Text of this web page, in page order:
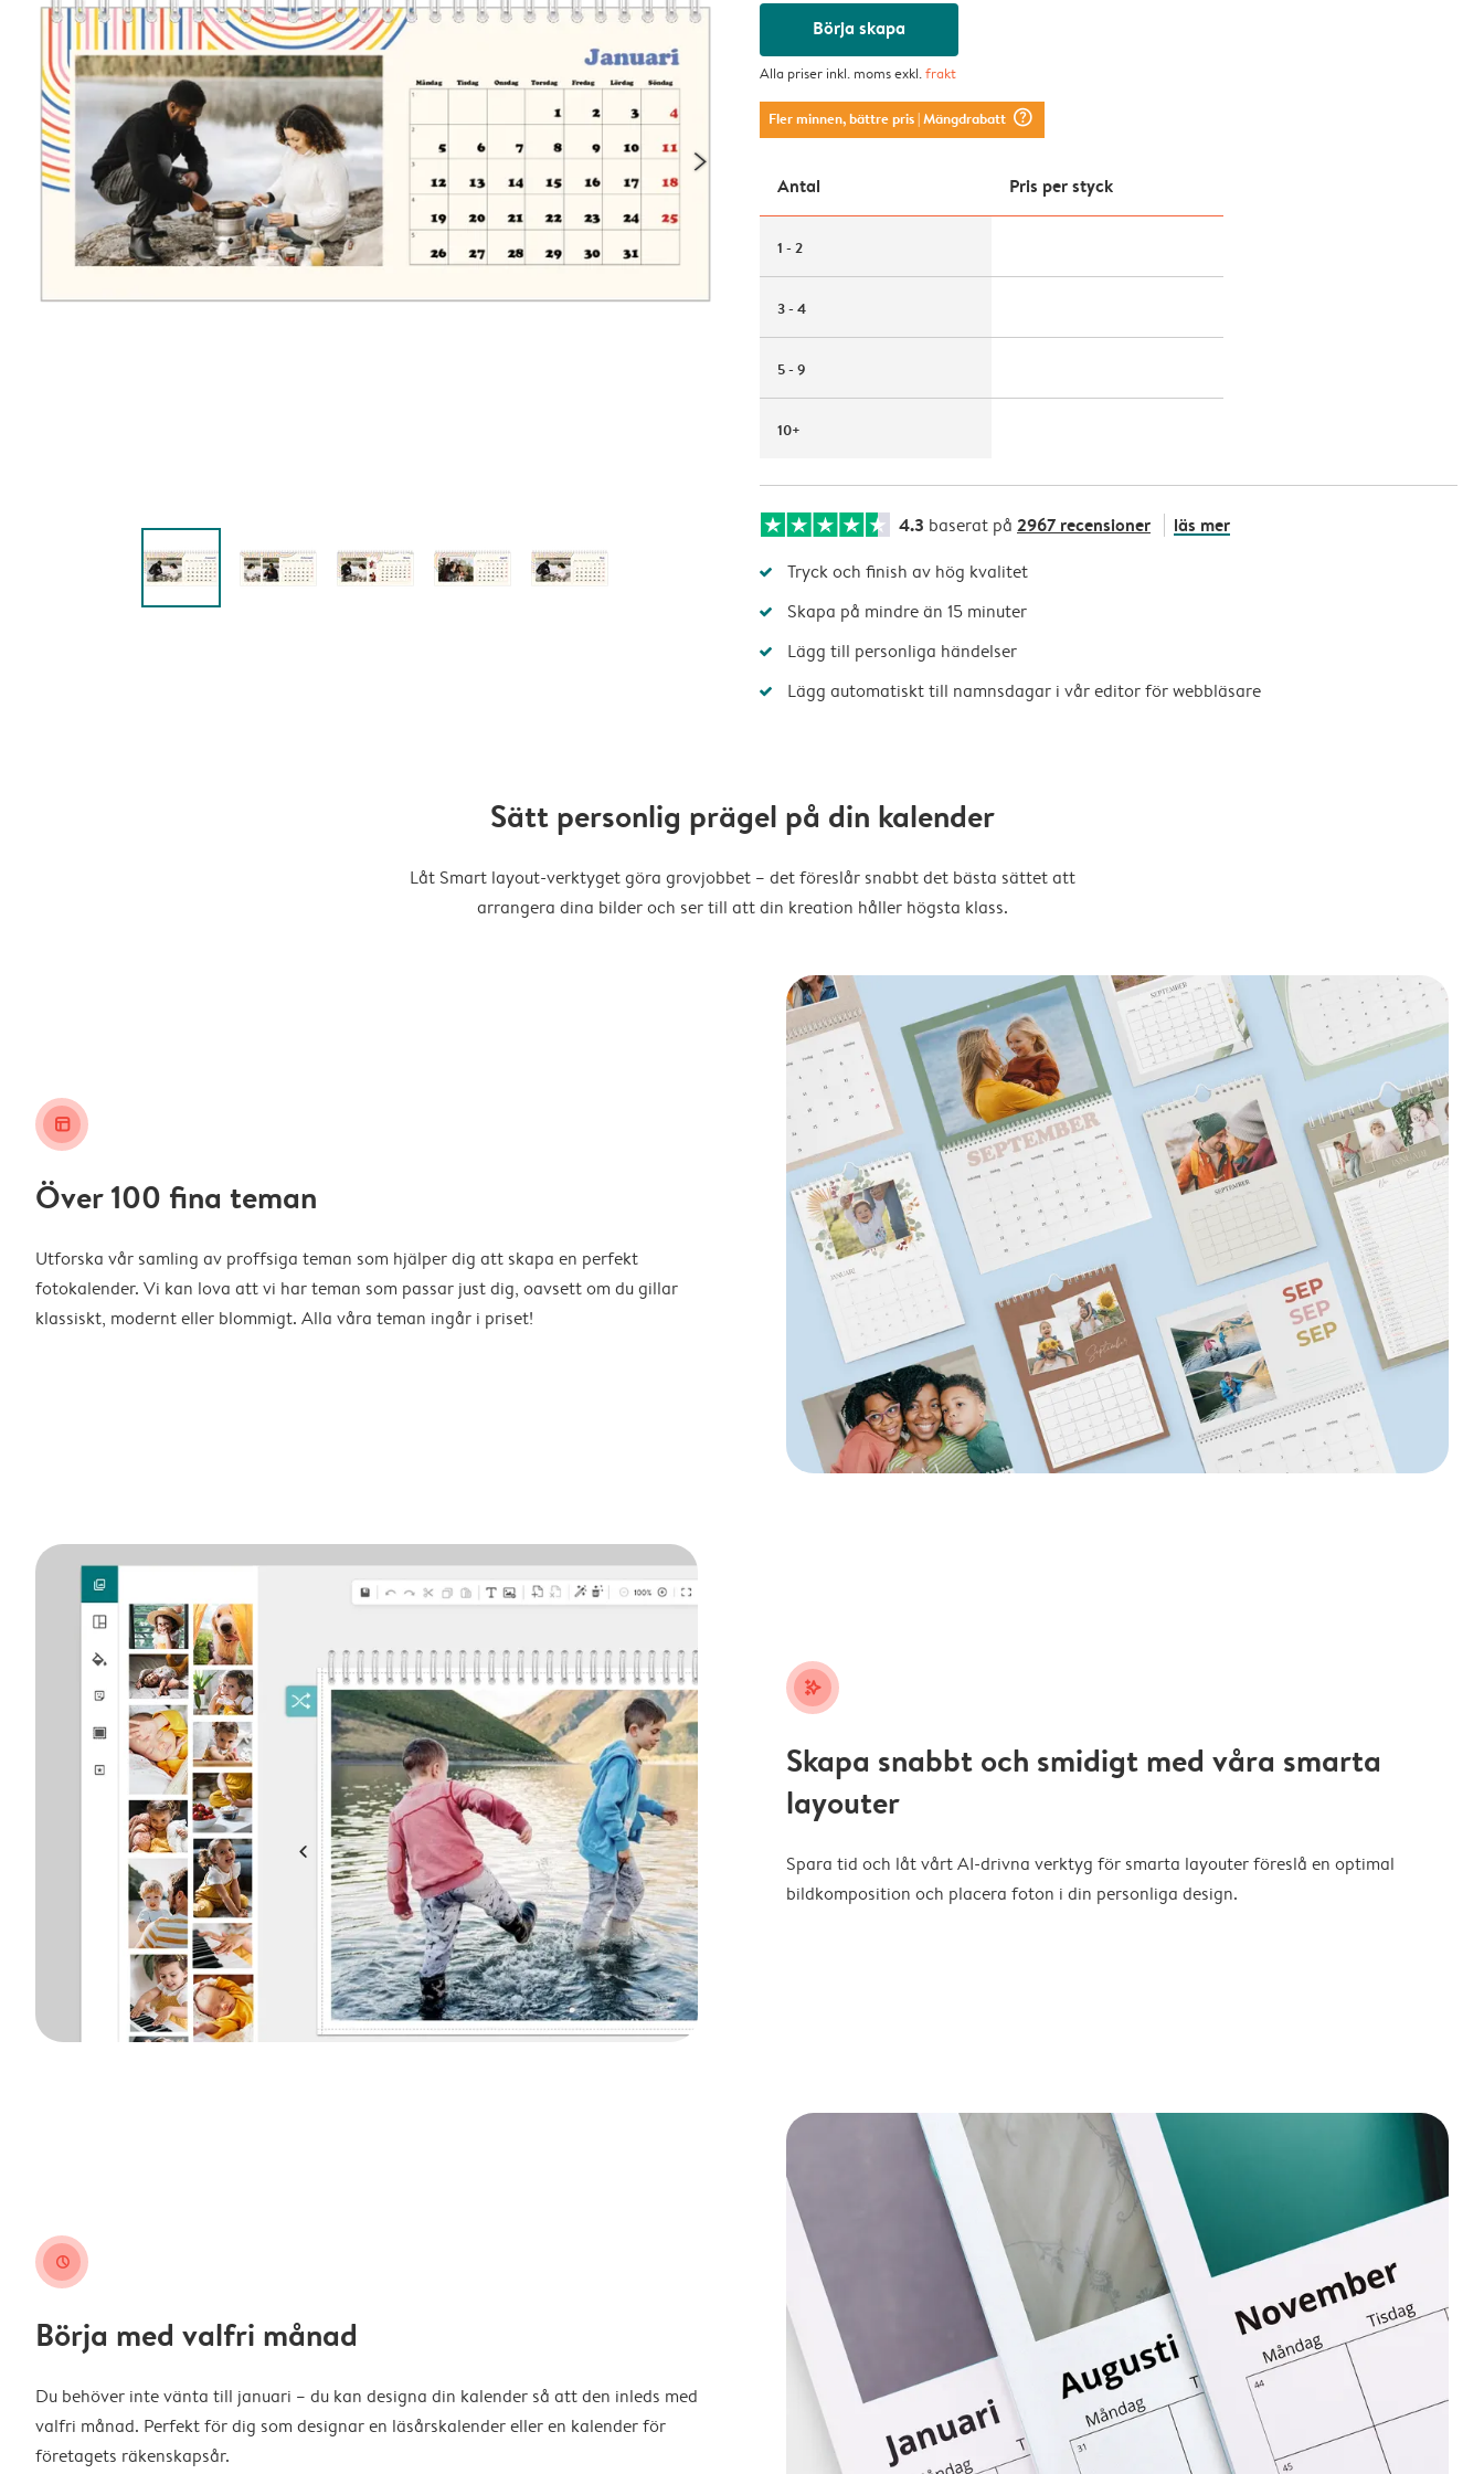
Börja skapa
Alla priser inkl. moms exkl.frakt
Fler minnen, bättre pris| Mängdrabatt question_mark_circle
Antal Pris per styck
1 - 2
3 - 4
5 - 9
10+
4.3 baserat på 2967 recensioner läs mer
Tryck och finish av hög kvalitet
Skapa på mindre än 15 minuter
Lägg till personliga händelser
Lägg automatiskt till namnsdagar i vår editor för webbläsare
Sätt personlig prägel på din kalender
Låt Smart layout-verktyget göra grovjobbet – det föreslår snabbt det bästa sättet att
arrangera dina bilder och ser till att din kreation håller högsta klass.
layout_alt
Över 100 fina teman
Utforska vår samling av proffsiga teman som hjälper dig att skapa en perfekt
fotokalender. Vi kan lova att vi har teman som passar just dig, oavsett om du gillar
klassiskt, modernt eller blommigt. Alla våra teman ingår i priset!
stars_plus
Skapa snabbt och smidigt med våra smarta
layouter
Spara tid och låt vårt AI-drivna verktyg för smarta layouter föreslå en optimal
bildkomposition och placera foton i din personliga design.
clock
Börja med valfri månad
Du behöver inte vänta till januari – du kan designa din kalender så att den inleds med
valfri månad. Perfekt för dig som designar en läsårskalender eller en kalender för
företagets räkenskapsår.